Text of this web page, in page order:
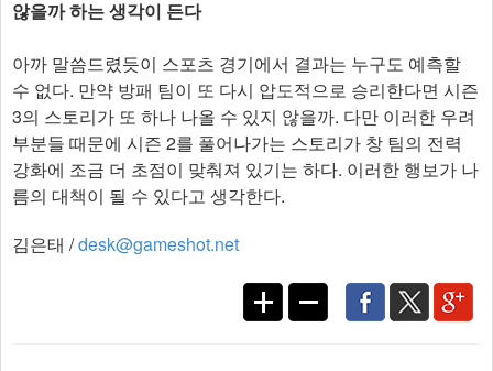
않을까 하는 생각이 든다
아까 말씀드렸듯이 스포츠 경기에서 결과는 누구도 예측할
수 없다. 만약 방패 팀이 또 다시 압도적으로 승리한다면 시즌
3의 스토리가 또 하나 나올 수 있지 않을까. 다만 이러한 우려
부분들 때문에 시즌 2를 풀어나가는 스토리가 창 팀의 전력
강화에 조금 더 초점이 맞춰져 있기는 하다. 이러한 행보가 나
름의 대책이 될 수 있다고 생각한다.
김은태 /desk@gameshot.net